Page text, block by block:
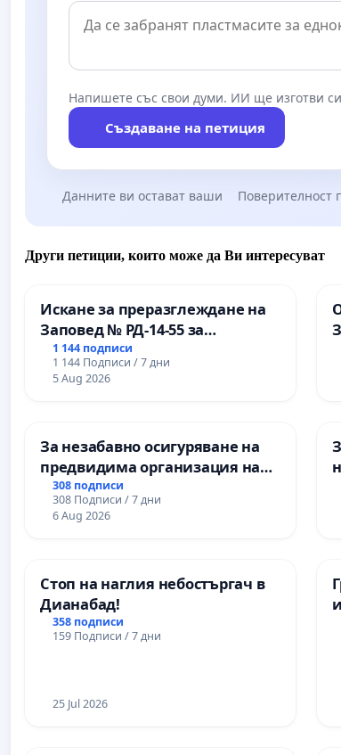
Напишете със свои думи. ИИ ще изготви
Създаване на петиция
Данните ви остават ваши Поверителност
Други петиции, които може да Ви интересуват
Искане за преразглеждане на
Заповед № РД-14-55 за
вливането на
Професионалната гимназия по
промишлени технологии в
Пазарджик
1 144 подписи
1 144 Подписи / 7 дни
5 Aug 2026
За незабавно осигуряване на
предвидима организация на
учебния процес и гарантиране
на правото на равнопоставено
и качествено образование на
гимназия „
308 подписи
308 Подписи / 7 дни
6 Aug 2026
Стоп на наглия небостъргач в
Дианабад!
358 подписи
159 Подписи / 7 дни
25 Jul 2026